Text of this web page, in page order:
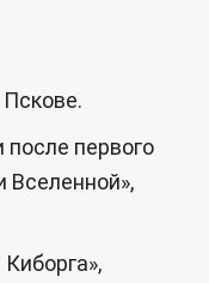
первого
Вселенной»,